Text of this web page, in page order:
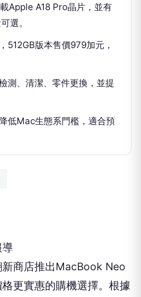
Apple A18 Pro晶片，並有
選。
512GB版本售價979加元，
測、清潔、零件更換，並提
低Mac生態系門檻，適合預
導
商店推出MacBook Neo
更實惠的購機選擇。根據